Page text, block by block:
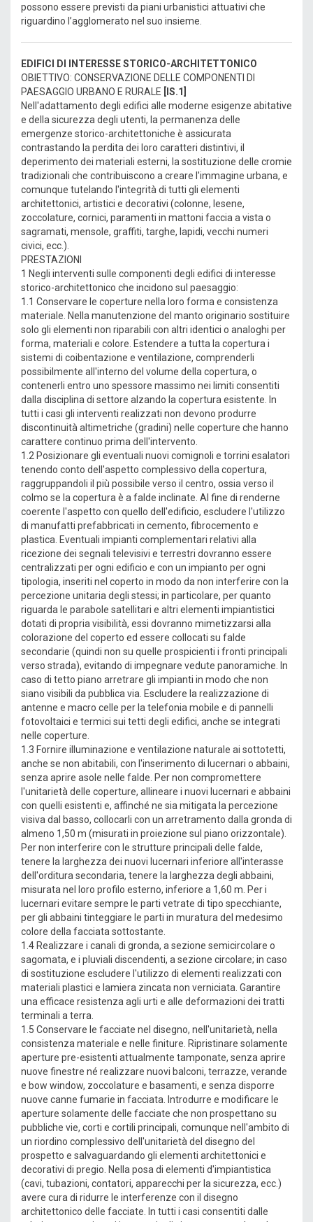
possono essere previsti da piani urbanistici attuativi che
riguardino l’agglomerato nel suo insieme.
EDIFICI DI INTERESSE STORICO-ARCHITETTONICO
OBIETTIVO: CONSERVAZIONE DELLE COMPONENTI DI
PAESAGGIO URBANO E RURALE
[IS.1]
Nell'adattamento degli edifici alle moderne esigenze abitative
e della sicurezza degli utenti, la permanenza delle
emergenze storico-architettoniche è assicurata
contrastando la perdita dei loro caratteri distintivi, il
deperimento dei materiali esterni, la sostituzione delle cromie
tradizionali che contribuiscono a creare l'immagine urbana, e
comunque tutelando l'integrità di tutti gli elementi
architettonici, artistici e decorativi (colonne, lesene,
zoccolature, cornici, paramenti in mattoni faccia a vista o
sagramati, mensole, graffiti, targhe, lapidi, vecchi numeri
civici, ecc.).
PRESTAZIONI
1 Negli interventi sulle componenti degli edifici di interesse
storico-architettonico che incidono sul paesaggio:
1.1 Conservare le coperture nella loro forma e consistenza
materiale. Nella manutenzione del manto originario sostituire
solo gli elementi non riparabili con altri identici o analoghi per
forma, materiali e colore. Estendere a tutta la copertura i
sistemi di coibentazione e ventilazione, comprenderli
possibilmente all'interno del volume della copertura, o
contenerli entro uno spessore massimo nei limiti consentiti
dalla disciplina di settore alzando la copertura esistente. In
tutti i casi gli interventi realizzati non devono produrre
discontinuità altimetriche (gradini) nelle coperture che hanno
carattere continuo prima dell'intervento.
1.2 Posizionare gli eventuali nuovi comignoli e torrini esalatori
tenendo conto dell'aspetto complessivo della copertura,
raggruppandoli il più possibile verso il centro, ossia verso il
colmo se la copertura è a falde inclinate. Al fine di renderne
coerente l'aspetto con quello dell'edificio, escludere l'utilizzo
di manufatti prefabbricati in cemento, fibrocemento e
plastica. Eventuali impianti complementari relativi alla
ricezione dei segnali televisivi e terrestri dovranno essere
centralizzati per ogni edificio e con un impianto per ogni
tipologia, inseriti nel coperto in modo da non interferire con la
percezione unitaria degli stessi; in particolare, per quanto
riguarda le parabole satellitari e altri elementi impiantistici
dotati di propria visibilità, essi dovranno mimetizzarsi alla
colorazione del coperto ed essere collocati su falde
secondarie (quindi non su quelle prospicienti i fronti principali
verso strada), evitando di impegnare vedute panoramiche. In
caso di tetto piano arretrare gli impianti in modo che non
siano visibili da pubblica via. Escludere la realizzazione di
antenne e macro celle per la telefonia mobile e di pannelli
fotovoltaici e termici sui tetti degli edifici, anche se integrati
nelle coperture.
1.3 Fornire illuminazione e ventilazione naturale ai sottotetti,
anche se non abitabili, con l'inserimento di lucernari o abbaini,
senza aprire asole nelle falde. Per non compromettere
l'unitarietà delle coperture, allineare i nuovi lucernari e abbaini
con quelli esistenti e, affinché ne sia mitigata la percezione
visiva dal basso, collocarli con un arretramento dalla gronda di
almeno 1,50 m (misurati in proiezione sul piano orizzontale).
Per non interferire con le strutture principali delle falde,
tenere la larghezza dei nuovi lucernari inferiore all'interasse
dell'orditura secondaria, tenere la larghezza degli abbaini,
misurata nel loro profilo esterno, inferiore a 1,60 m. Per i
lucernari evitare sempre le parti vetrate di tipo specchiante,
per gli abbaini tinteggiare le parti in muratura del medesimo
colore della facciata sottostante.
1.4 Realizzare i canali di gronda, a sezione semicircolare o
sagomata, e i pluviali discendenti, a sezione circolare; in caso
di sostituzione escludere l'utilizzo di elementi realizzati con
materiali plastici e lamiera zincata non verniciata. Garantire
una efficace resistenza agli urti e alle deformazioni dei tratti
terminali a terra.
1.5 Conservare le facciate nel disegno, nell'unitarietà, nella
consistenza materiale e nelle finiture. Ripristinare solamente
aperture pre-esistenti attualmente tamponate, senza aprire
nuove finestre né realizzare nuovi balconi, terrazze, verande
e bow window, zoccolature e basamenti, e senza disporre
nuove canne fumarie in facciata. Introdurre e modificare le
aperture solamente delle facciate che non prospettano su
pubbliche vie, corti e cortili principali, comunque nell'ambito di
un riordino complessivo dell'unitarietà del disegno del
prospetto e salvaguardando gli elementi architettonici e
decorativi di pregio. Nella posa di elementi d'impiantistica
(cavi, tubazioni, contatori, apparecchi per la sicurezza, ecc.)
avere cura di ridurre le interferenze con il disegno
architettonico delle facciate. In tutti i casi consentiti dalle